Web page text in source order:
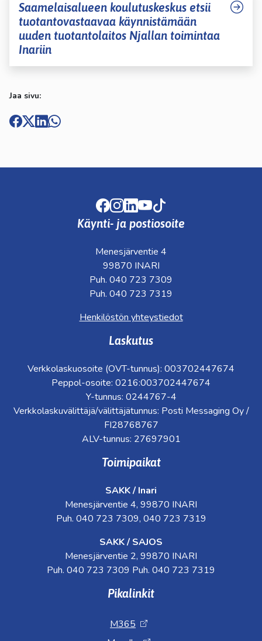
Saamelaisalueen koulutuskeskus etsii
tuotantovastaavaa käynnistämään
uuden tuotantolaitos Njallan toimintaa
Inariin
Jaa sivu:
Facebook
Instagram
LinkedIn
Youtube
Käynti- ja postiosoite
Menesjärventie 4
99870 INARI
Puh. 040 723 7309
Puh. 040 723 7319
Henkilöstön yhteystiedot
Laskutus
Verkkolaskuosoite (OVT-tunnus): 003702447674
Peppol-osoite: 0216:003702447674
Y-tunnus: 0244767-4
Verkkolaskuvälittäjä/välittäjätunnus: Posti Messaging Oy /
FI28768767
ALV-tunnus: 27697901
Toimipaikat
SAKK / Inari
Menesjärventie 4, 99870 INARI
Puh. 040 723 7309, 040 723 7319
SAKK / SAJOS
Menesjärventie 2, 99870 INARI
Puh. 040 723 7309 Puh. 040 723 7319
Pikalinkit
M365